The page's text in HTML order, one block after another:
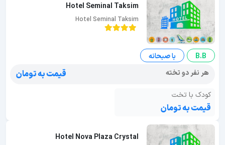
Hotel Seminal Taksim
Hotel Seminal Taksim
B.B
با صبحانه
هر نفر دو تخته
قیمت به تومان
کودک با تخت
قیمت به تومان
Hotel Nova Plaza Crystal